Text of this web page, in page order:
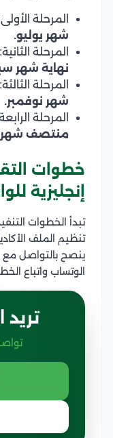
المرحلة
شهر يوليو.
المرحلة
نهاية شهر
المرحلة
شهر نوفمبر.
المرحلة
منتصف شهر
خطوات
إنجليزية
تبدأ الخطوات
تنظيم الملف
ينصح بالتواصل
الوتساب واتباع
تريد